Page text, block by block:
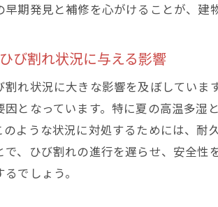
専門家が語るひび割
ひび割れ予防に
東京都での効果
建設業界の革新
専門家ネットワ
ひび割れ対策プ
期発見と補修を心がけることが、建
び割れ状況に与える影響
れ状況に大きな影響を及ぼしてい
因となっています。特に夏の高温多
ような状況に対処するためには、
で、ひび割れの進行を遅らせ、安全
でしょう。